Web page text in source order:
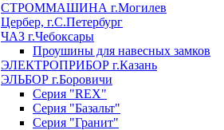
СТРОММАШИНА г.Могилев
Цербер, г.С.Петербург
ЧАЗ г.Чебоксары
Проушины для навесных замков
ЭЛЕКТРОПРИБОР г.Казань
ЭЛЬБОР г.Боровичи
Серия "REX"
Серия "Базальт"
Серия "Гранит"